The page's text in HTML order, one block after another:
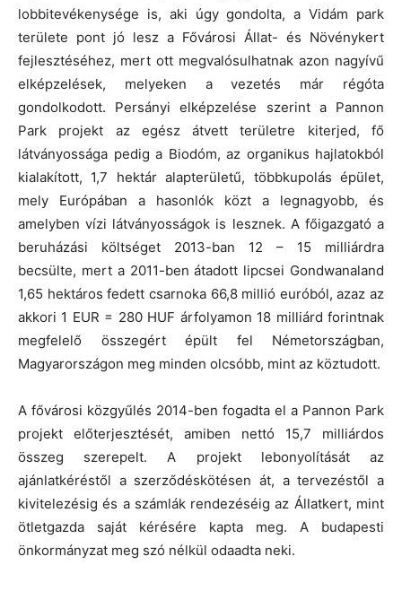
lobbitevékenysége is, aki úgy gondolta, a Vidám park
területe pont jó lesz a Fővárosi Állat- és Növénykert
fejlesztéséhez, mert ott megvalósulhatnak azon nagyívű
elképzelések, melyeken a vezetés már régóta
gondolkodott. Persányi elképzelése szerint a Pannon
Park projekt az egész átvett területre kiterjed, fő
látványossága pedig a Biodóm, az organikus hajlatokból
kialakított, 1,7 hektár alapterületű, többkupolás épület,
mely Európában a hasonlók közt a legnagyobb, és
amelyben vízi látványosságok is lesznek. A főigazgató a
beruházási költséget 2013-ban 12 – 15 milliárdra
becsülte, mert a 2011-ben átadott lipcsei Gondwanaland
1,65 hektáros fedett csarnoka 66,8 millió euróból, azaz az
akkori 1 EUR = 280 HUF árfolyamon 18 milliárd forintnak
megfelelő összegért épült fel Németországban,
Magyarországon meg minden olcsóbb, mint az köztudott.
A fővárosi közgyűlés 2014-ben fogadta el a Pannon Park
projekt előterjesztését, amiben nettó 15,7 milliárdos
összeg szerepelt. A projekt lebonyolítását az
ajánlatkéréstől a szerződéskötésen át, a tervezéstől a
kivitelezésig és a számlák rendezéséig az Állatkert, mint
ötletgazda saját kérésére kapta meg. A budapesti
önkormányzat meg szó nélkül odaadta neki.